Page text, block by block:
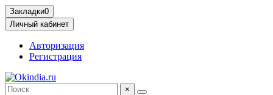
Закладки0
Личный кабинет
Авторизация
Регистрация
×